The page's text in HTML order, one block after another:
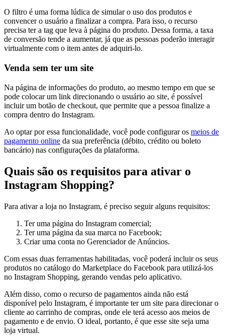
O filtro é uma forma lúdica de simular o uso dos produtos e
convencer o usuário a finalizar a compra. Para isso, o recurso
precisa ter a tag que leva à página do produto. Dessa forma, a taxa
de conversão tende a aumentar, já que as pessoas poderão interagir
virtualmente com o item antes de adquiri-lo.
Venda sem ter um site
Na página de informações do produto, ao mesmo tempo em que se
pode colocar um link direcionando o usuário ao site, é possível
incluir um botão de checkout, que permite que a pessoa finalize a
compra dentro do Instagram.
Ao optar por essa funcionalidade, você pode configurar os meios de
pagamento online da sua preferência (débito, crédito ou boleto
bancário) nas configurações da plataforma.
Quais são os requisitos para ativar o
Instagram Shopping?
Para ativar a loja no Instagram, é preciso seguir alguns requisitos:
Ter uma página do Instagram comercial;
Ter uma página da sua marca no Facebook;
Criar uma conta no Gerenciador de Anúncios.
Com essas duas ferramentas habilitadas, você poderá incluir os seus
produtos no catálogo do Marketplace do Facebook para utilizá-los
no Instagram Shopping, gerando vendas pelo aplicativo.
Além disso, como o recurso de pagamentos ainda não está
disponível pelo Instagram, é importante ter um site para direcionar o
cliente ao carrinho de compras, onde ele terá acesso aos meios de
pagamento e de envio. O ideal, portanto, é que esse site seja uma
loja virtual.